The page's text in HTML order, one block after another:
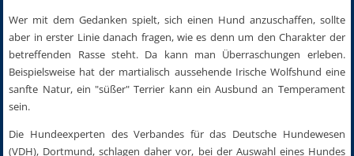
Wer mit dem Gedanken spielt, sich einen Hund anzuschaffen, sollte
aber in erster Linie danach fragen, wie es denn um den Charakter der
betreffenden Rasse steht. Da kann man Überraschungen erleben.
Beispielsweise hat der martialisch aussehende Irische Wolfshund eine
sanfte Natur, ein "süßer" Terrier kann ein Ausbund an Temperament
sein.
Die Hundeexperten des Verbandes für das Deutsche Hundewesen
(VDH), Dortmund, schlagen daher vor, bei der Auswahl eines Hundes